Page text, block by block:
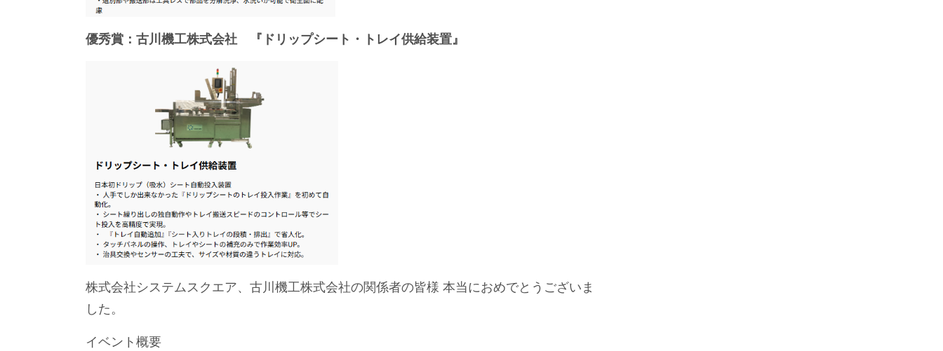
優秀賞：古川機工株式会社 『ドリップシート・トレイ供給装置』
株式会社システムスクエア、古川機工株式会社の関係者の皆様 本当におめでとうございま
した。
イベント概要